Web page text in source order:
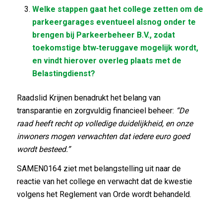
Welke stappen gaat het college zetten om de
parkeergarages eventueel alsnog onder te
brengen bij Parkeerbeheer B.V., zodat
toekomstige btw‑teruggave mogelijk wordt,
en vindt hierover overleg plaats met de
Belastingdienst?
Raadslid Krijnen benadrukt het belang van
transparantie en zorgvuldig financieel beheer: “De
raad heeft recht op volledige duidelijkheid, en onze
inwoners mogen verwachten dat iedere euro goed
wordt besteed.”
SAMEN0164 ziet met belangstelling uit naar de
reactie van het college en verwacht dat de kwestie
volgens het Reglement van Orde wordt behandeld.